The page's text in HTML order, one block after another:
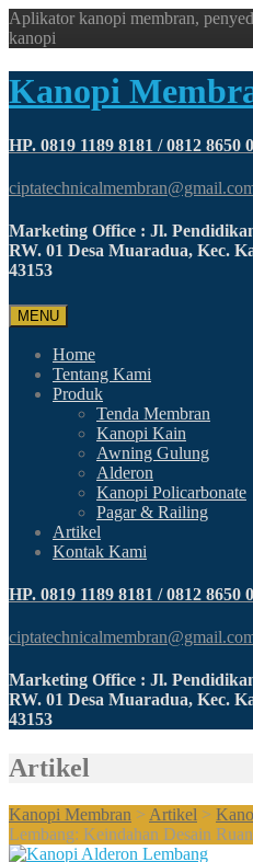
Aplikator kanopi membran,
kanopi
Kanopi
HP. 0819 1189 8181 / 0812 8650
Marketing Office : Jl.
RW. 01 Desa Muaradua, Kec.
43153
MENU
Home
Tentang Kami
Produk
Tenda Membran
Kanopi Kain
Awning Gulung
Alderon
Kanopi Policarbonate
Pagar & Railing
Artikel
Kontak Kami
HP. 0819 1189 8181 / 0812 8650
Marketing Office : Jl.
RW. 01 Desa Muaradua, Kec.
43153
Artikel
Kanopi Membran > Artikel >
Lembang: Keindahan Desain